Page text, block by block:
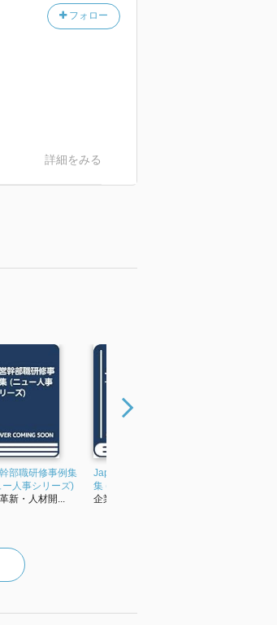
フォロー
詳細をみる
部職研修事例集
ー人事シリーズ)
新・人材開...
Japan 国際比較統計
集 (2004)
企業革新・人材開...